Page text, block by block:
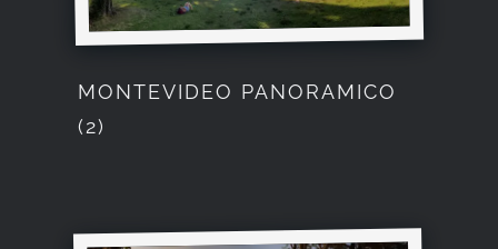
MONTEVIDEO PANORAMICO
(2)